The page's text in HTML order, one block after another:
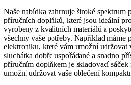
Naše nabídka zahrnuje široké spektrum
příručních doplňků, které jsou ideální
vyrobeny z kvalitních materiálů a
všechny vaše potřeby. Například máme
elektroniku, které vám umožní udržovat
sluchátka dobře uspořádané a snadno
příručním doplňkem je skladovací sáček
umožní udržovat vaše oblečení